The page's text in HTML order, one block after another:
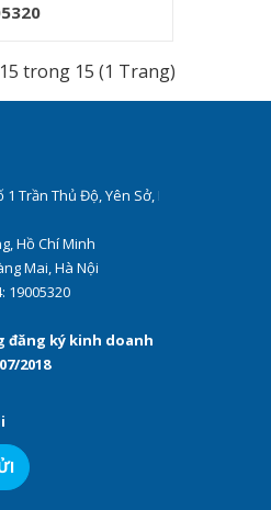
trong 15 (1 Trang)
Trần Thủ Độ, Yên Sở, Hà
Hồ Chí Minh
Mai, Hà Nội
19005320
đăng ký kinh doanh
2018